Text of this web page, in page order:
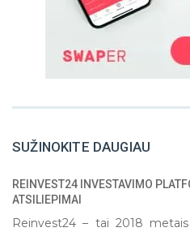
SUŽINOKITE DAUGIAU
REINVEST24 INVESTAVIMO
ATSILIEPIMAI
Reinvest24 – tai 2018